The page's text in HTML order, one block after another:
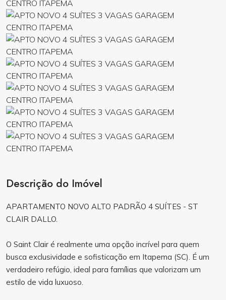
Descrição do Imóvel
APARTAMENTO NOVO ALTO PADRÃO 4 SUÍTES - ST
CLAIR DALLO.
O Saint Clair é realmente uma opção incrível para quem
busca exclusividade e sofisticação em Itapema (SC). É um
verdadeiro refúgio, ideal para famílias que valorizam um
estilo de vida luxuoso.